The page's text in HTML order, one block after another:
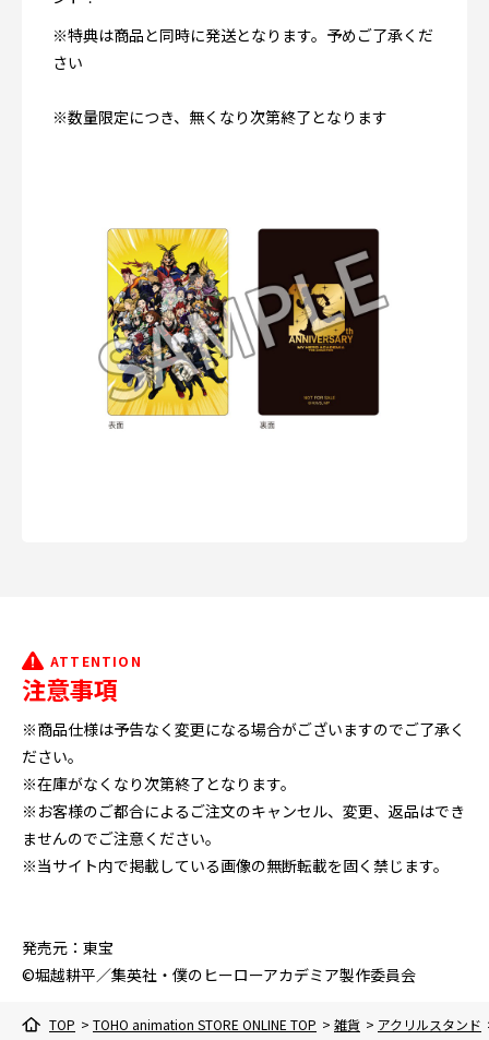
※特典は商品と同時に発送となります。予めご了承くだ
さい
※数量限定につき、無くなり次第終了となります
ATTENTION
注意事項
※商品仕様は予告なく変更になる場合がございますのでご了承く
ださい。
※在庫がなくなり次第終了となります。
※お客様のご都合によるご注文のキャンセル、変更、返品はでき
ませんのでご注意ください。
※当サイト内で掲載している画像の無断転載を固く禁じます。
発売元：東宝
©堀越耕平／集英社・僕のヒーローアカデミア製作委員会
TOP > TOHO animation STORE ONLINE TOP > 雑貨 > アクリルスタンド